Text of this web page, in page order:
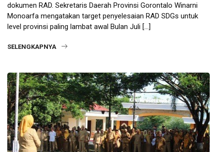
dokumen RAD. Sekretaris Daerah Provinsi Gorontalo Winarni
Monoarfa mengatakan target penyelesaian RAD SDGs untuk
level provinsi paling lambat awal Bulan Juli […]
SELENGKAPNYA